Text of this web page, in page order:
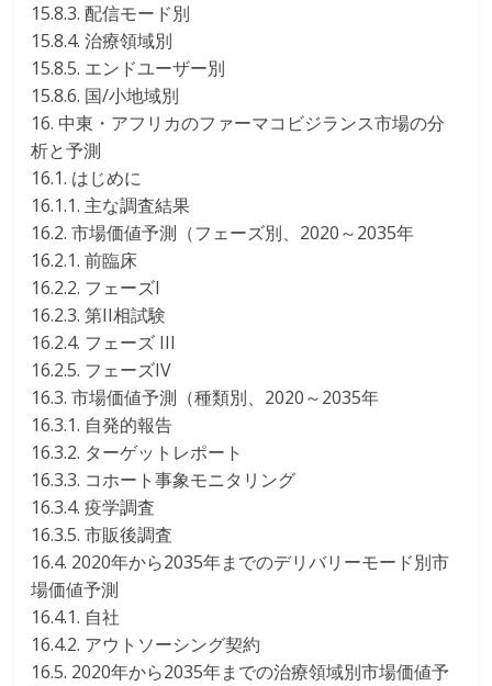
15.8.3. 配信モード別
15.8.4. 治療領域別
15.8.5. エンドユーザー別
15.8.6. 国/小地域別
16. 中東・アフリカのファーマコビジランス市場の分
析と予測
16.1. はじめに
16.1.1. 主な調査結果
16.2. 市場価値予測（フェーズ別、2020～2035年
16.2.1. 前臨床
16.2.2. フェーズI
16.2.3. 第II相試験
16.2.4. フェーズ III
16.2.5. フェーズIV
16.3. 市場価値予測（種類別、2020～2035年
16.3.1. 自発的報告
16.3.2. ターゲットレポート
16.3.3. コホート事象モニタリング
16.3.4. 疫学調査
16.3.5. 市販後調査
16.4. 2020年から2035年までのデリバリーモード別市
場価値予測
16.4.1. 自社
16.4.2. アウトソーシング契約
16.5. 2020年から2035年までの治療領域別市場価値予